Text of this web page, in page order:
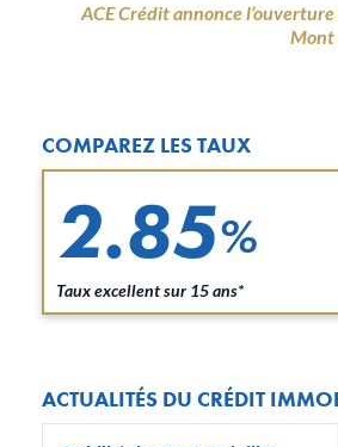
ACE Crédit annonce l’ouverture
Mont
COMPAREZ LES TAUX
2.85%
Taux excellent sur 15 ans*
ACTUALITÉS DU CRÉDIT